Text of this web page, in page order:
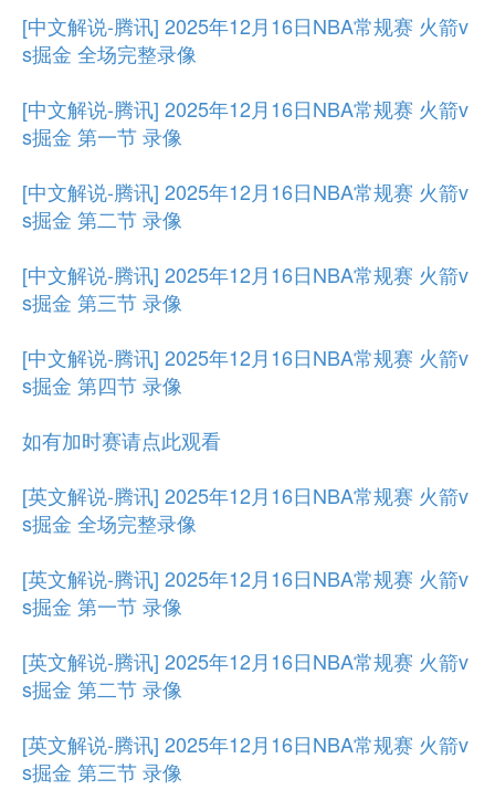
[中文解说-腾讯] 2025年12月16日NBA常规赛 火箭v
s掘金 全场完整录像
[中文解说-腾讯] 2025年12月16日NBA常规赛 火箭v
s掘金 第一节 录像
[中文解说-腾讯] 2025年12月16日NBA常规赛 火箭v
s掘金 第二节 录像
[中文解说-腾讯] 2025年12月16日NBA常规赛 火箭v
s掘金 第三节 录像
[中文解说-腾讯] 2025年12月16日NBA常规赛 火箭v
s掘金 第四节 录像
如有加时赛请点此观看
[英文解说-腾讯] 2025年12月16日NBA常规赛 火箭v
s掘金 全场完整录像
[英文解说-腾讯] 2025年12月16日NBA常规赛 火箭v
s掘金 第一节 录像
[英文解说-腾讯] 2025年12月16日NBA常规赛 火箭v
s掘金 第二节 录像
[英文解说-腾讯] 2025年12月16日NBA常规赛 火箭v
s掘金 第三节 录像